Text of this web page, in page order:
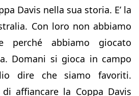
Davis nella sua storia. E’ la
Con loro non abbiamo
perché abbiamo giocato
Domani si gioca in campo
dire che siamo favoriti.
affiancare la Coppa Davis